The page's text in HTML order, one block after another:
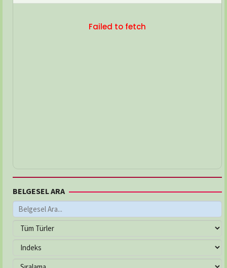
Failed to fetch
BELGESEL ARA